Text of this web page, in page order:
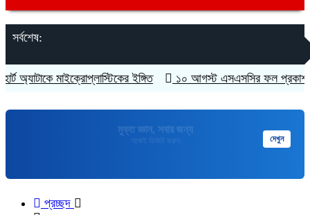
সর্বশেষ:
অ্যাটাকে মাইক্রোপ্লাস্টিকের ইঙ্গিত ১০ আগস্ট এসএসসির ফল প্রকাশ
মুক্তপিডিয়া দেখুন
প্রচ্ছদ